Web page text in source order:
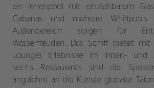
ein Innenpool mit einziehbarem
Cabanas und mehrere
Außenbereich sorgen für
Wasserfreuden. Das Schiff bietet
Lounges Erlebnisse im Innen- und
sechs Restaurants sind die
angelehnt an die Künste globaler